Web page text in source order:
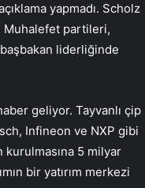
yapmadı. Scholz
Muhalefet partileri,
liderliğinde
geliyor. Tayvanlı çip
Infineon ve NXP gibi
5 milyar
bir yatırım merkezi